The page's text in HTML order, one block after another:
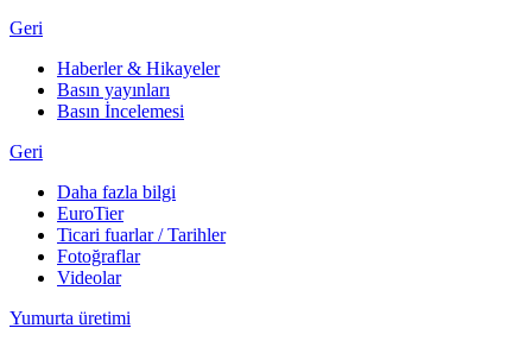
Geri
Haberler & Hikayeler
Basın yayınları
Basın İncelemesi
Geri
Daha fazla bilgi
EuroTier
Ticari fuarlar / Tarihler
Fotoğraflar
Videolar
Yumurta üretimi